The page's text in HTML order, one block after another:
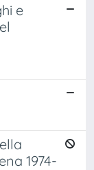
e
1974-